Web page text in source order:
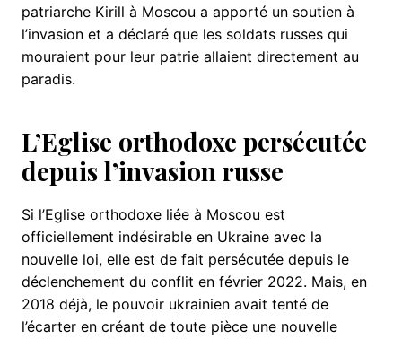
patriarche Kirill à Moscou a apporté un soutien à
l’invasion et a déclaré que les soldats russes qui
mouraient pour leur patrie allaient directement au
paradis.
L’Eglise orthodoxe persécutée
depuis l’invasion russe
Si l’Eglise orthodoxe liée à Moscou est
officiellement indésirable en Ukraine avec la
nouvelle loi, elle est de fait persécutée depuis le
déclenchement du conflit en février 2022. Mais, en
2018 déjà, le pouvoir ukrainien avait tenté de
l’écarter en créant de toute pièce une nouvelle